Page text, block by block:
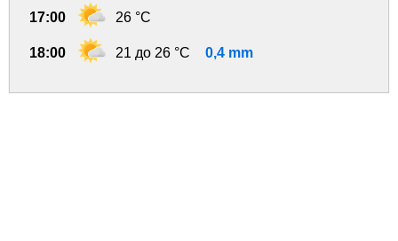
17:00 26 °C
18:00 21 до 26 °C 0,4 mm